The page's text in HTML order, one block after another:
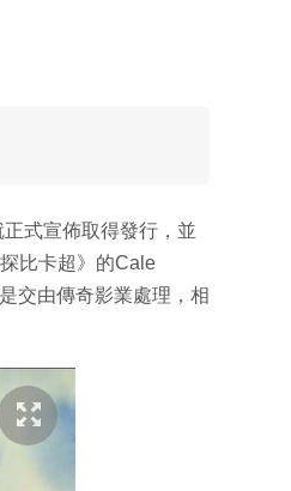
式宣佈取得發行，並
比卡超》的Cale
交由傳奇影業處理，相